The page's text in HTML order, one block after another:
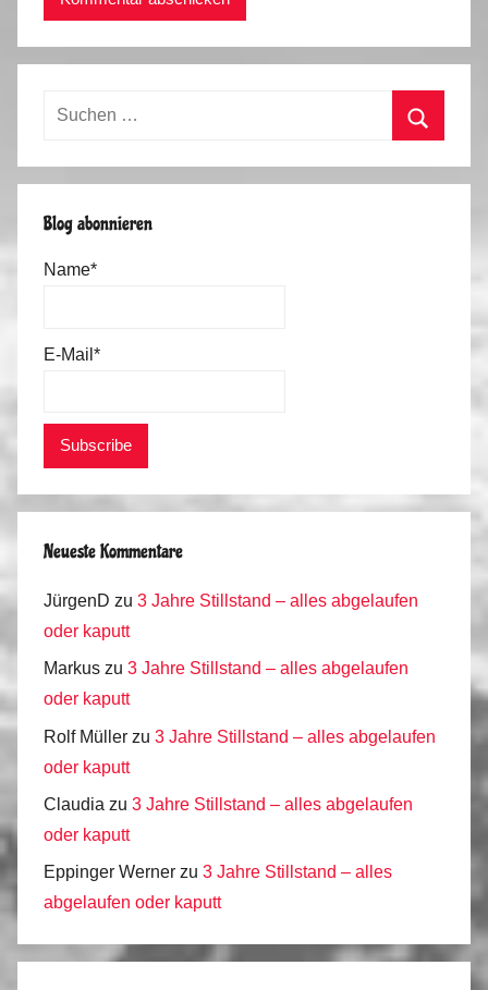
Suchen
Blog abonnieren
Name*
E-Mail*
Neueste Kommentare
JürgenD zu 3 Jahre Stillstand – alles abgelaufen
oder kaputt
Markus zu 3 Jahre Stillstand – alles abgelaufen
oder kaputt
Rolf Müller zu 3 Jahre Stillstand – alles abgelaufen
oder kaputt
Claudia zu 3 Jahre Stillstand – alles abgelaufen
oder kaputt
Eppinger Werner zu 3 Jahre Stillstand – alles
abgelaufen oder kaputt